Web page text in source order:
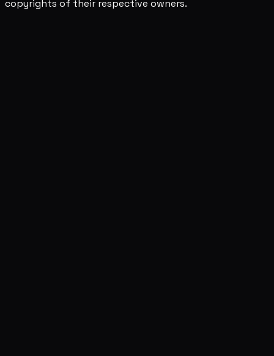
copyrights of their respective owners.